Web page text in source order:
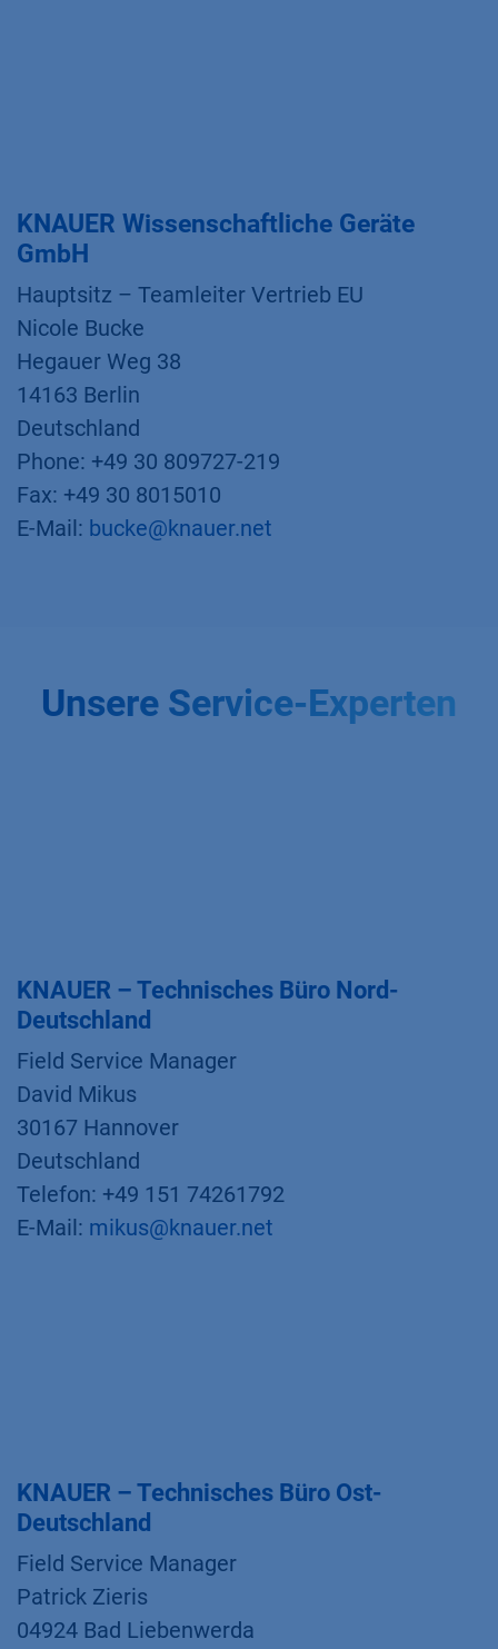
KNAUER Wissenschaftliche Geräte
GmbH
Hauptsitz – Teamleiter Vertrieb EU
Nicole Bucke
Hegauer Weg 38
14163 Berlin
Deutschland
Phone: +49 30 809727-219
Fax: +49 30 8015010
E-Mail: bucke@knauer.net
Unsere Service-Experten
KNAUER – Technisches Büro Nord-
Deutschland
Field Service Manager
David Mikus
30167 Hannover
Deutschland
Telefon: +49 151 74261792
E-Mail: mikus@knauer.net
KNAUER – Technisches Büro Ost-
Deutschland
Field Service Manager
Patrick Zieris
04924 Bad Liebenwerda